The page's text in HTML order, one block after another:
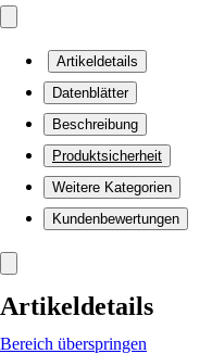
Artikeldetails
Datenblätter
Beschreibung
Produktsicherheit
Weitere Kategorien
Kundenbewertungen
Artikeldetails
Bereich überspringen